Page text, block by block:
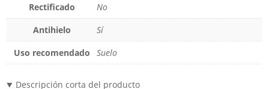
Rectificado
No
Antihielo
Sí
Uso recomendado
Suelo
Descripción corta del producto